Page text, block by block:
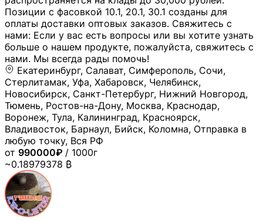
Позиции с фасовкой 10.1, 20.1, 30.1 созданы для
оплаты доставки оптовых заказов. Свяжитесь с
нами: Если у вас есть вопросы или вы хотите узнать
больше о нашем продукте, пожалуйста, свяжитесь с
нами. Мы всегда рады помочь!
Екатеринбург, Салават, Симферополь, Сочи,
Стерлитамак, Уфа, Хабаровск, Челябинск,
Новосибирск, Санкт-Петербург, Нижний Новгород,
Тюмень, Ростов-на-Дону, Москва, Краснодар,
Воронеж, Тула, Калининград, Красноярск,
Владивосток, Барнаул, Бийск, Коломна, Отправка в
любую точку, Вся РФ
от 990000₽ / 1000г
~0.18979378 ₿